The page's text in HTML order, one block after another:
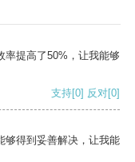
率提高了50%，让我能够
支持[0] 反对[0]
够得到妥善解决，让我能